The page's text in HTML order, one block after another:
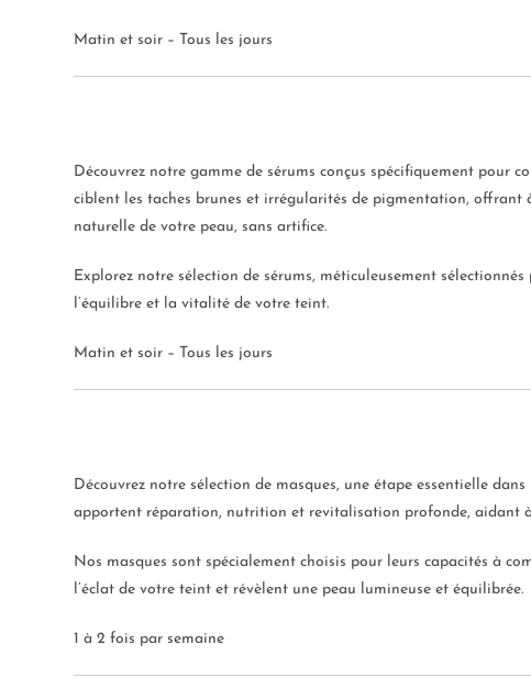
Matin et soir – Tous les jours
Découvrez notre gamme de sérums conçus spécifiquement pour
ciblent les taches brunes et irrégularités de pigmentation,
naturelle de votre peau, sans artifice.
Explorez notre sélection de sérums, méticuleusement
l’équilibre et la vitalité de votre teint.
Matin et soir – Tous les jours
Découvrez notre sélection de masques, une étape essentielle
apportent réparation, nutrition et revitalisation profonde, aidant
Nos masques sont spécialement choisis pour leurs capacités à
l’éclat de votre teint et révèlent une peau lumineuse et équilibrée.
1 à 2 fois par semaine